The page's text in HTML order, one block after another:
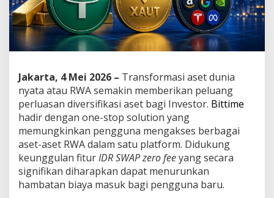
n
:
O
n
e
t
o
p
-
o
l
u
t
i
o
Jakarta, 4 Mei 2026 – Transformasi aset dunia
nyata atau RWA semakin memberikan peluang
perluasan diversifikasi aset bagi Investor. Bittime
hadir dengan one-stop solution yang
memungkinkan pengguna mengakses berbagai
aset-aset RWA dalam satu platform. Didukung
keunggulan fiturIDR SWAP zero feeyang secara
signifikan diharapkan dapat menurunkan
hambatan biaya masuk bagi pengguna baru.